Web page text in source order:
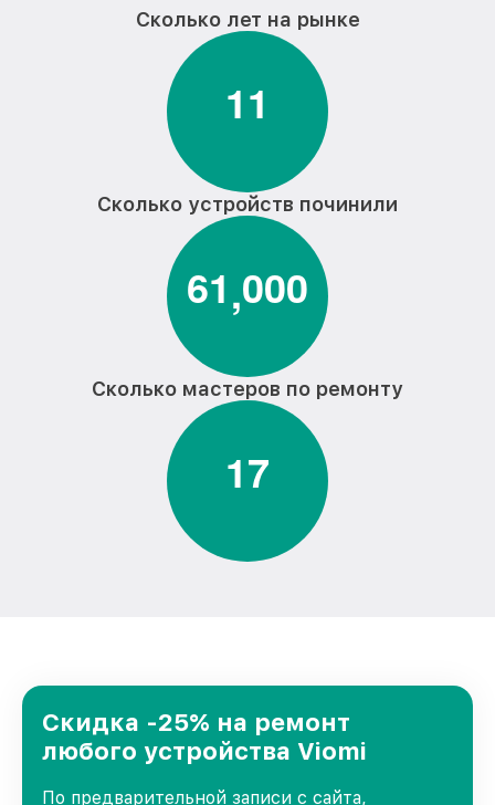
Сколько лет на рынке
11
Сколько устройств починили
61,000
Сколько мастеров по ремонту
17
Скидка -25% на ремонт
любого устройства Viomi
По предварительной записи с сайта,